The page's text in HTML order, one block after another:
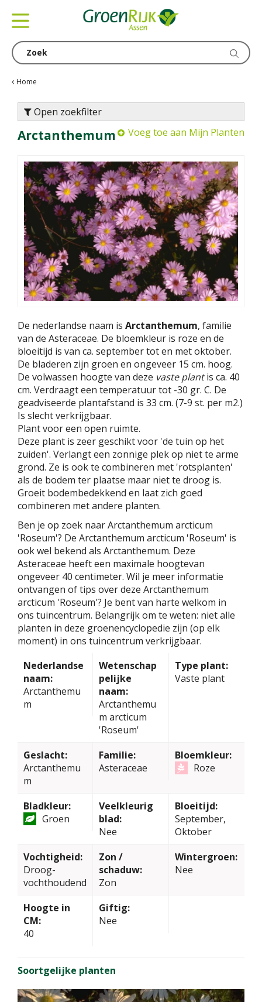
Home
Open zoekfilter
Arctanthemum Voeg toe aan Mijn Planten
De nederlandse naam is Arctanthemum, familie
van de Asteraceae. De bloemkleur is roze en de
bloeitijd is van ca. september tot en met oktober.
De bladeren zijn groen en ongeveer 15 cm. hoog.
De volwassen hoogte van deze vaste plantis ca. 40
cm. Verdraagt een temperatuur tot -30 gr. C. De
geadviseerde plantafstand is 33 cm. (7-9 st. per m2.)
Is slecht verkrijgbaar.
Plant voor een open ruimte.
Deze plant is zeer geschikt voor 'de tuin op het
zuiden'. Verlangt een zonnige plek op niet te arme
grond. Ze is ook te combineren met 'rotsplanten'
als de bodem ter plaatse maar niet te droog is.
Groeit bodembedekkend en laat zich goed
combineren met andere planten.
Ben je op zoek naar Arctanthemum arcticum
'Roseum'? De Arctanthemum arcticum 'Roseum' is
ook wel bekend als Arctanthemum. Deze
Asteraceae heeft een maximale hoogtevan
ongeveer 40 centimeter. Wil je meer informatie
ontvangen of tips over deze Arctanthemum
arcticum 'Roseum'? Je bent van harte welkom in
ons tuincentrum. Belangrijk om te weten: niet alle
planten in deze groenencyclopedie zijn (op elk
moment) in ons tuincentrum verkrijgbaar.
Nederlandse
naam:
Arctanthemu
m
Wetenschap
pelijke
naam:
Arctanthemu
m arcticum
'Roseum'
Type plant:
Vaste plant
Geslacht:
Arctanthemu
m
Familie:
Asteraceae
Bloemkleur:
Roze
Bladkleur:
Groen
Veelkleurig
blad:
Nee
Bloeitijd:
September,
Oktober
Vochtigheid:
Droog-
vochthoudend
Zon /
schaduw:
Zon
Wintergroen:
Nee
Hoogte in
CM:
40
Giftig:
Nee
Soortgelijke planten